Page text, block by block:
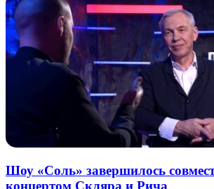
Шоу «Соль» завершилось
концертом Скляра и Рича